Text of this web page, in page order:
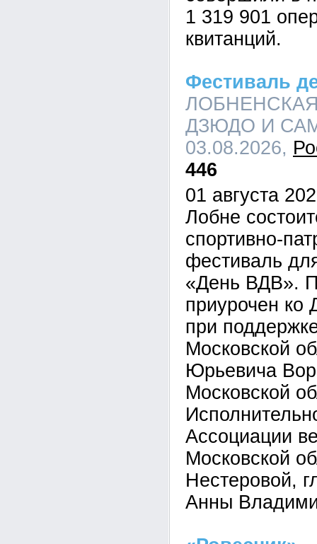
1 319 901
квитанций.
Фестиваль
ДЗЮДО И
03.08.2026,
446
01 августа
Лобне
спортивно-
фестиваль
«День ВДВ».
приурочен
при
Московской
Юрьевича
Московской
Ассоциации
Московской
Нестеровой,
Анны